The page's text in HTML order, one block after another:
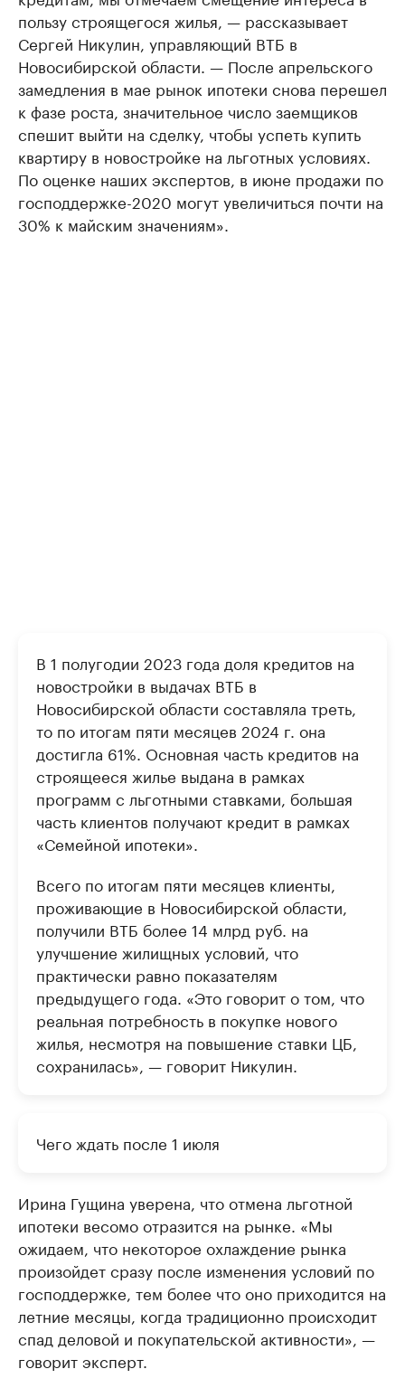
пользу строящегося жилья, — рассказывает
Сергей Никулин, управляющий ВТБ в
Новосибирской области. — После апрельского
замедления в мае рынок ипотеки снова перешел
к фазе роста, значительное число заемщиков
спешит выйти на сделку, чтобы успеть купить
квартиру в новостройке на льготных условиях.
По оценке наших экспертов, в июне продажи по
господдержке-2020 могут увеличиться почти на
30% к майским значениям».
В 1 полугодии 2023 года доля кредитов на
новостройки в выдачах ВТБ в
Новосибирской области составляла треть,
то по итогам пяти месяцев 2024 г. она
достигла 61%. Основная часть кредитов на
строящееся жилье выдана в рамках
программ с льготными ставками, большая
часть клиентов получают кредит в рамках
«Семейной ипотеки».
Всего по итогам пяти месяцев клиенты,
проживающие в Новосибирской области,
получили ВТБ более 14 млрд руб. на
улучшение жилищных условий, что
практически равно показателям
предыдущего года. «Это говорит о том, что
реальная потребность в покупке нового
жилья, несмотря на повышение ставки ЦБ,
сохранилась», — говорит Никулин.
Чего ждать после 1 июля
Ирина Гущина уверена, что отмена льготной
ипотеки весомо отразится на рынке. «Мы
ожидаем, что некоторое охлаждение рынка
произойдет сразу после изменения условий по
господдержке, тем более что оно приходится на
летние месяцы, когда традиционно происходит
спад деловой и покупательской активности», —
говорит эксперт.